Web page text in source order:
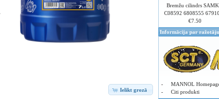
Ielikt grozā
Bremžu cilindrs
C08592 6808555
€7.50
Informācija par ražotāju
-
MANNOL
-
Citi produkti